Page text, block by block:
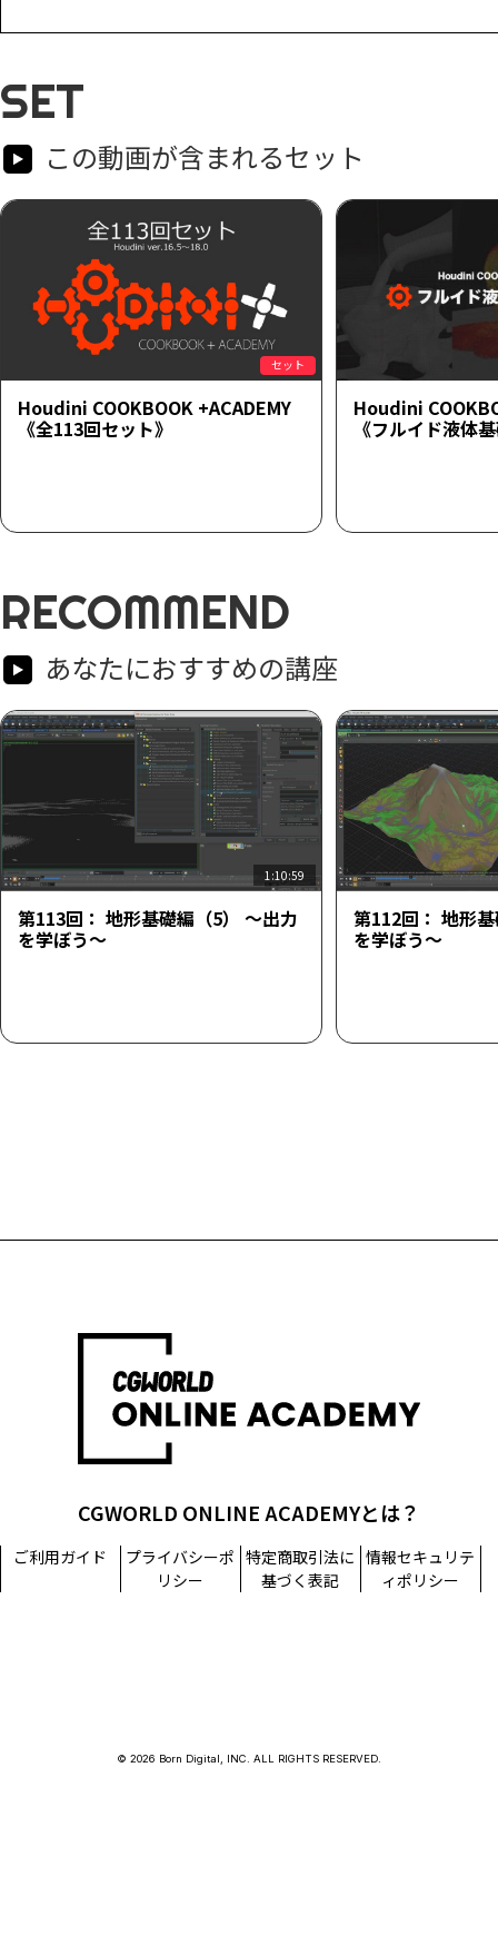
SET
この動画が含まれるセット
セット
Houdini COOKBOOK +ACADEMY
《全113回セット》
Houdini
《フルイド液体
RECOMMEND
あなたにおすすめの講座
1:10:59
第113回： 地形基礎編（5） ～出力
を学ぼう～
第112回： 地形
を学ぼう～
CGWORLD ONLINE ACADEMYとは？
ご利用ガイド
プライバシーポ
リシー
特定商取引法に
基づく表記
情報セキュリテ
ィポリシー
© 2026 Born Digital, INC. ALL RIGHTS RESERVED.